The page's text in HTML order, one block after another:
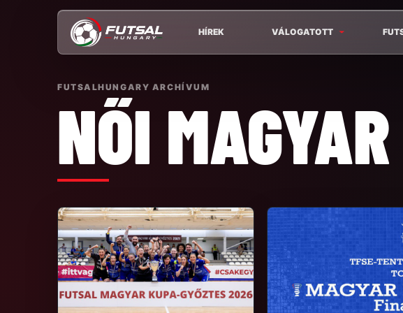
HÍREK VÁLOGATOTT
FUTSALHUNGARY ARCHÍVUM
NŐI